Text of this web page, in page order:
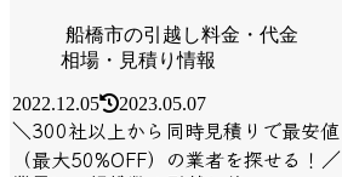
船橋市の引越し料金・代金
相場・見積り情報
2022.12.05 2023.05.07
＼300社以上から同時見積りで最安値
（最大50%OFF）の業者を探せる！／